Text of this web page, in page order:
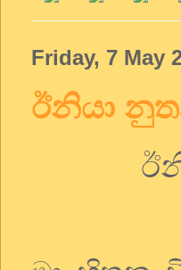
Friday, 7 May
ඊනියා